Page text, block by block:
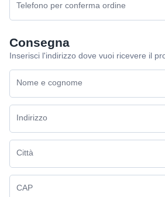
Telefono per conferma ordine
Consegna
Inserisci l'indirizzo dove vuoi ricevere il
Nome e cognome
Indirizzo
Città
CAP